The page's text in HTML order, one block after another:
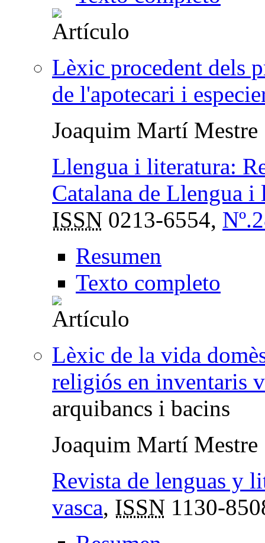
Lèxic procedent dels
de l'apotecari i
Joaquim Martí Mestre
Llengua i literatura:
Catalana de Llengua i
ISSN 0213-6554,
Resumen
Texto completo
Lèxic de la vida
religiós en inventaris
arquibancs i bacins
Joaquim Martí Mestre
Revista de lenguas y
vasca, ISSN 1130-